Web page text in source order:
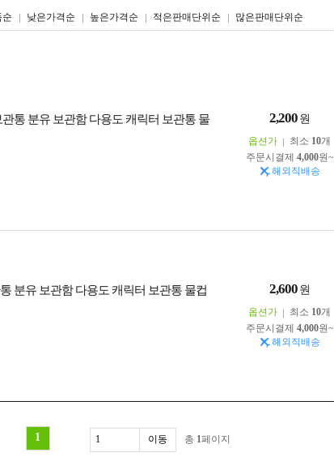
순 낮은가격순 높은가격순 적은판매단위순 많은판매단위순
리형
통 분유 보관함 다용도 캐릭터 보관통 물
2,200 원
옵션가 최소 10개
주문시결제 4,000원~
해외직배송
분유 보관함 다용도 캐릭터 보관통 물컵
2,600 원
옵션가 최소 10개
주문시결제 4,000원~
해외직배송
1 총 1페이지